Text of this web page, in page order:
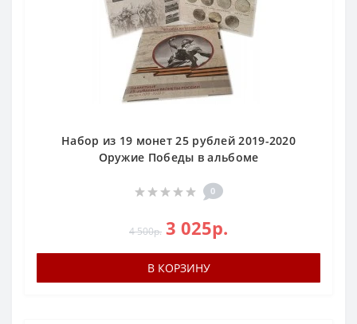
Набор из 19 монет 25 рублей 2019-2020
Оружие Победы в альбоме
0
4 500р. 3 025р.
В КОРЗИНУ